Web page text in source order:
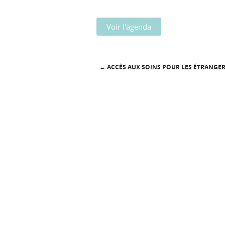
Voir l'agenda
← ACCÈS AUX SOINS POUR LES